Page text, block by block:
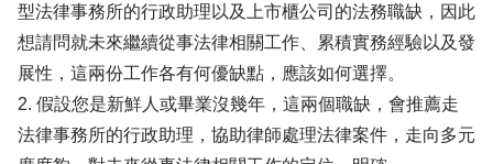
型法律事務所的行政助理以及上市櫃公司的法務職缺，因此
想請問就未來繼續從事法律相關工作、累積實務經驗以及發
展性，這兩份工作各有何優缺點，應該如何選擇。
2. 假設您是新鮮人或畢業沒幾年，這兩個職缺，會推薦走
法律事務所的行政助理，協助律師處理法律案件，走向多元